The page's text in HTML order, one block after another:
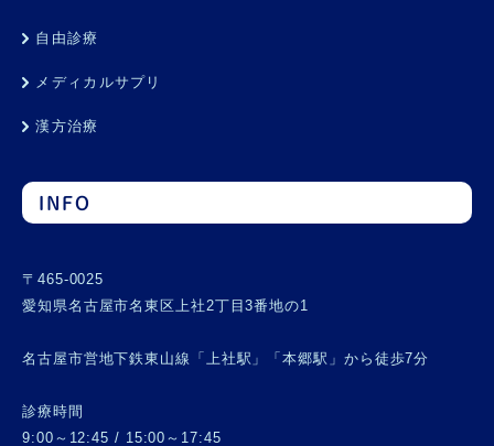
自由診療
メディカルサプリ
漢方治療
INFO
〒465-0025
愛知県名古屋市名東区上社2丁目3番地の1
名古屋市営地下鉄東山線「上社駅」「本郷駅」から徒歩7分
診療時間
9:00～12:45 / 15:00～17:45